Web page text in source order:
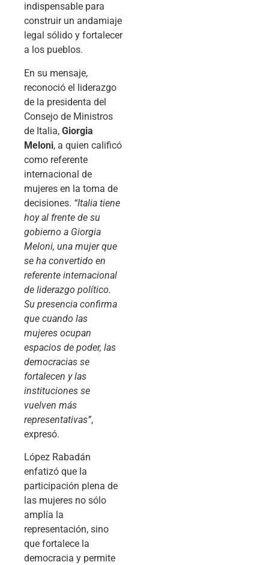
indispensable para
construir un andamiaje
legal sólido y fortalecer
a los pueblos.
En su mensaje,
reconoció el liderazgo
de la presidenta del
Consejo de Ministros
de Italia, Giorgia
Meloni, a quien calificó
como referente
internacional de
mujeres en la toma de
decisiones. “Italia tiene
hoy al frente de su
gobierno a Giorgia
Meloni, una mujer que
se ha convertido en
referente internacional
de liderazgo político.
Su presencia confirma
que cuando las
mujeres ocupan
espacios de poder, las
democracias se
fortalecen y las
instituciones se
vuelven más
representativas”,
expresó.
López Rabadán
enfatizó que la
participación plena de
las mujeres no sólo
amplía la
representación, sino
que fortalece la
democracia y permite